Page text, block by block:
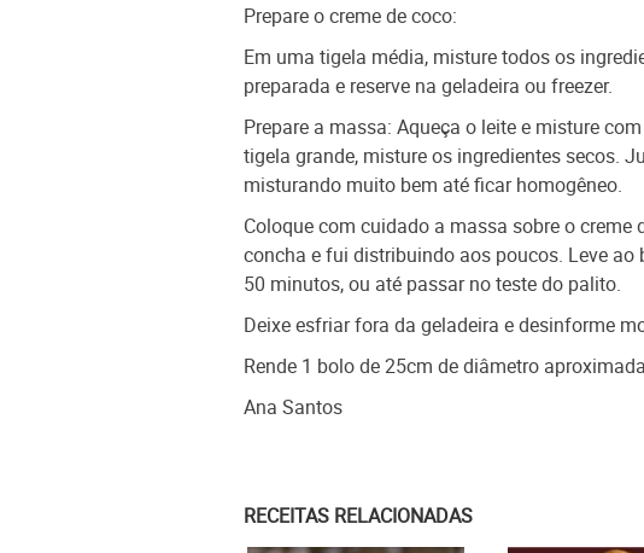
Prepare o creme de coco:
Em uma tigela média, misture todos os
preparada e reserve na geladeira ou freezer.
Prepare a massa: Aqueça o leite e misture
tigela grande, misture os ingredientes secos.
misturando muito bem até ficar homogêneo.
Coloque com cuidado a massa sobre o
concha e fui distribuindo aos poucos. Leve
50 minutos, ou até passar no teste do palito.
Deixe esfriar fora da geladeira e desinforme
Rende 1 bolo de 25cm de diâmetro
Ana Santos
RECEITAS RELACIONADAS